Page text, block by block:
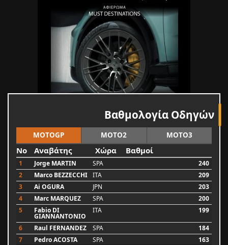
Βαθμολογία Οδηγών
MOTOGP MOTO2 MOTO3
No Αναβάτης Χώρα Βαθμοί
1 Jorge MARTIN SPA
240
2
Marco BEZZECCHI ITA
209
3
Ai OGURA JPN
203
4
Marc MARQUEZ SPA
200
5
Fabio DI
GIANNANTONIO
ITA 199
6 Raul FERNANDEZ SPA
184
7
Pedro ACOSTA SPA
163